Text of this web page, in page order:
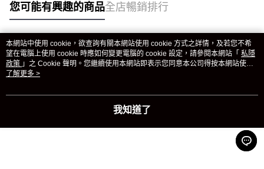
您可能有興趣的商品全店暢銷排行
熱門標籤
熱銷排行
本網站中使用 cookie，欲查詢有關本網站使用 cookie 方式之詳情，及若您不希
望在電腦上使用 cookie 時應如何變更電腦的 cookie 設定，請參閱本網站「 私隱
政策 」之 Cookie 聲明。您繼續使用本網站即表示您同意本公司得按本網站使用
條款之 Cookie 聲明使用 cookie。
了解更多 >
我知道了